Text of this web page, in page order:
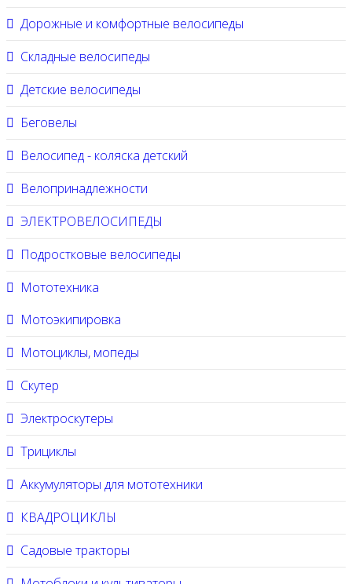
Дорожные и комфортные велосипеды
Складные велосипеды
Детские велосипеды
Беговелы
Велосипед - коляска детский
Велопринадлежности
ЭЛЕКТРОВЕЛОСИПЕДЫ
Подростковые велосипеды
Мототехника
Мотоэкипировка
Мотоциклы, мопеды
Скутер
Электроскутеры
Трициклы
Аккумуляторы для мототехники
КВАДРОЦИКЛЫ
Садовые тракторы